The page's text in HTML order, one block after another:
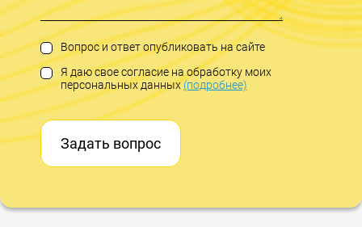
Вопрос и ответ опубликовать на сайте
Я даю свое согласие на обработку моих
персональных данных(подробнее)
Задать вопрос